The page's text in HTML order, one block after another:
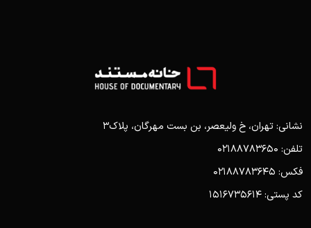
نشانی: تهران، خ ولیعصر، بن بست مهرگان، پلاک3
تلفن: 02188783650
فکس: 02188783645
کد پستی: 1516735614